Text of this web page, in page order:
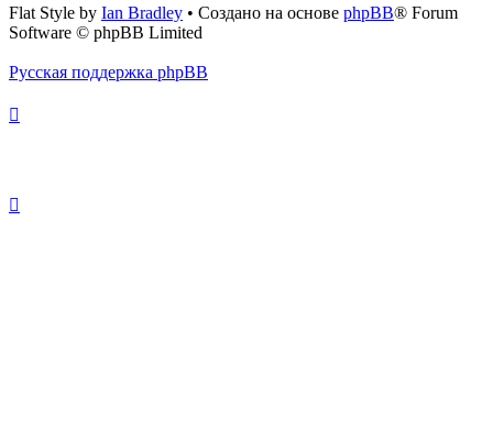
Flat Style by Ian Bradley • Создано на основе phpBB® Forum
Software © phpBB Limited
Русская поддержка phpBB